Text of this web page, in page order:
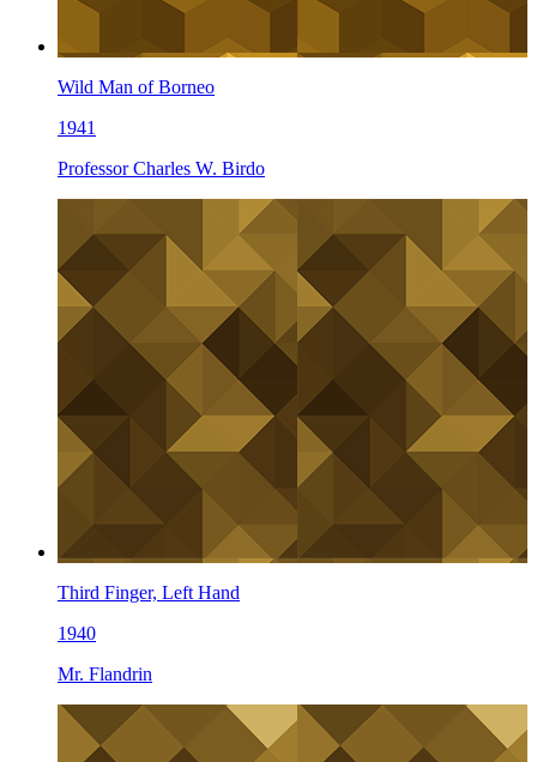
Wild Man of Borneo
1941
Professor Charles W. Birdo
Third Finger, Left Hand
1940
Mr. Flandrin